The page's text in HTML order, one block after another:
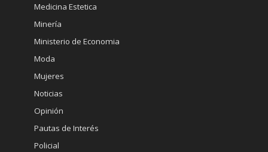
Medicina Estetica
Minería
Ministerio de Economia
Moda
Mujeres
Noticias
Opinión
Pautas de Interés
Policial